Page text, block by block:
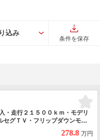
込み
条件を保存
走行２１５００ｋｍ・モデリ
セグＴＶ・フリップダウンモニ
イドドア・純正ＡＷ・クルー
278.8 万円